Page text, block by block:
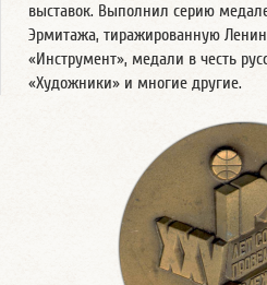
выставок. Выполнил серию
Эрмитажа, тиражированную
«Инструмент», медали в честь
«Художники» и многие другие.